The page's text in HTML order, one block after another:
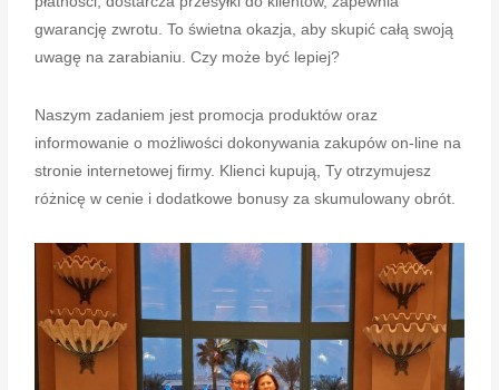
gwarancję zwrotu. To świetna okazja, aby skupić całą swoją
uwagę na zarabianiu. Czy może być lepiej?
Naszym zadaniem jest promocja produktów oraz
informowanie o możliwości dokonywania zakupów on-line na
stronie internetowej firmy. Klienci kupują, Ty otrzymujesz
różnicę w cenie i dodatkowe bonusy za skumulowany obrót.